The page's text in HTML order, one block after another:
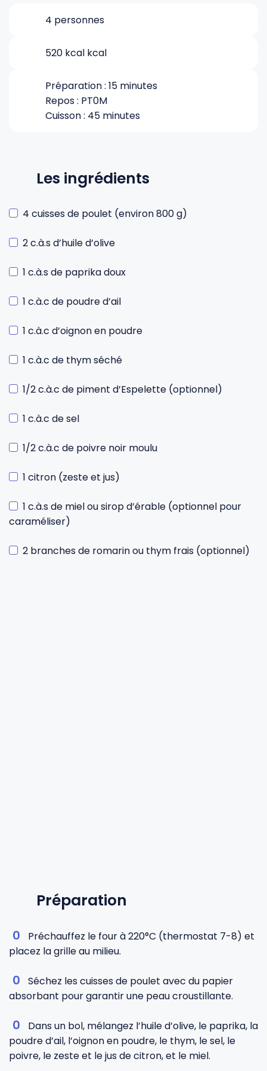
Tires-bouchons
Planches à découper
4 personnes
520 kcal kcal
Préparation : 15 minutes
Repos : PT0M
Cuisson : 45 minutes
Les ingrédients
4 cuisses de poulet (environ 800 g)
2 c.à.s d’huile d’olive
1 c.à.s de paprika doux
1 c.à.c de poudre d’ail
1 c.à.c d’oignon en poudre
1 c.à.c de thym séché
1/2 c.à.c de piment d’Espelette (optionnel)
1 c.à.c de sel
1/2 c.à.c de poivre noir moulu
1 citron (zeste et jus)
1 c.à.s de miel ou sirop d’érable (optionnel pour
caraméliser)
2 branches de romarin ou thym frais (optionnel)
Préparation
Préchauffez le four à 220°C (thermostat 7-8) et
placez la grille au milieu.
Séchez les cuisses de poulet avec du papier
absorbant pour garantir une peau croustillante.
Dans un bol, mélangez l’huile d’olive, le paprika, la
poudre d’ail, l’oignon en poudre, le thym, le sel, le
poivre, le zeste et le jus de citron, et le miel.